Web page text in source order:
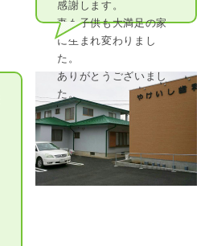
感謝します。
妻も子供も大満足の家
に生まれ変わりまし
た。
ありがとうございまし
た。